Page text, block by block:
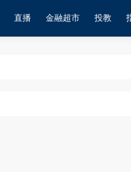
直播 金融超市 投教